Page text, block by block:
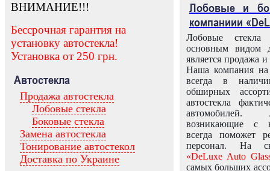
ВНИМАНИЕ!!!
Бессрочная гарантия на
установку автостекла!
Установка от 250 грн.
Автостекла
Продажа автостекла
Лобовые стекла
Боковые стекла
Замена автостекла
Тонирование автостекол
Доставка по Украине
Лобовые и
компаниии
Лобовые
основным видом
является продажа и
Наша компания на
всегда в
обширных
автостекла
возникающие с
всегда поможет
персонал. На
«DeLuxe Auto
самых больших